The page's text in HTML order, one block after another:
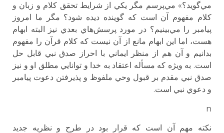
مي‌گويد؟» مي‌پرسم مگر يكي از شرايط تحقق كلام و زبان و
كلام مفهوم آن است كه گوينده ديده شود؟ مگر ما امروز
پيامبر را مي‌بينيم؟ در مورد پرسش‌هاي بعدي نيز البته ابهام
هست، اما اين ابهام مانع از آن نيست كه كلام قرآن را مفهوم
بدانيم و آن هم از منظر ايماني با احراز صدق نبي قابل حل
است. به ويژه كه مسأله اعتقاد به خدا و توانايي مطلق او و نيز
صدق نبي مقدم بر قبول وحي ملفوظ و پذيرفتن دعوت پيامبر
و دعوي نبي است.
n
نكته مهم آن است كه قرار بود در طرح و نظريه جديد